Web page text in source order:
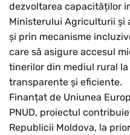
dezvoltarea capacităților
Ministerului Agriculturii și
și prin mecanisme
care să asigure accesul
tinerilor din mediul rural
transparente și eficiente.
Finanțat de Uniunea
PNUD, proiectul
Republicii Moldova, la